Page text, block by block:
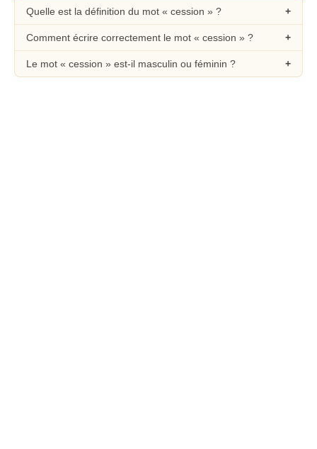
Quelle est la définition du mot « cession » ?
Comment écrire correctement le mot « cession » ?
Le mot « cession » est-il masculin ou féminin ?